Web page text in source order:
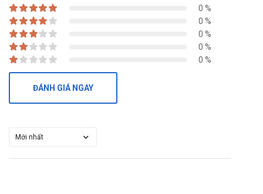
0 %
0 %
0 %
0 %
0 %
ĐÁNH GIÁ NGAY